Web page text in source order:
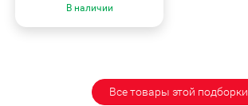
В наличии
Все товары этой подборки